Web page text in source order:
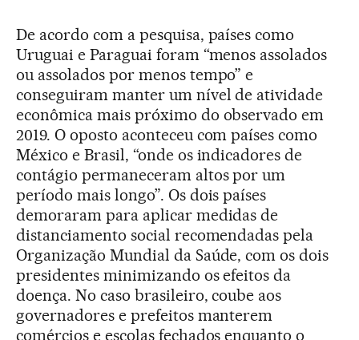
De acordo com a pesquisa, países como
Uruguai e Paraguai foram “menos assolados
ou assolados por menos tempo” e
conseguiram manter um nível de atividade
econômica mais próximo do observado em
2019. O oposto aconteceu com países como
México e Brasil, “onde os indicadores de
contágio permaneceram altos por um
período mais longo”. Os dois países
demoraram para aplicar medidas de
distanciamento social recomendadas pela
Organização Mundial da Saúde, com os dois
presidentes minimizando os efeitos da
doença. No caso brasileiro, coube aos
governadores e prefeitos manterem
comércios e escolas fechados enquanto o